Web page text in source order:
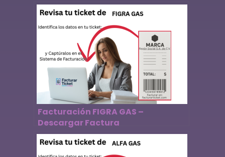
Facturación FIGRA GAS –
Descargar Factura